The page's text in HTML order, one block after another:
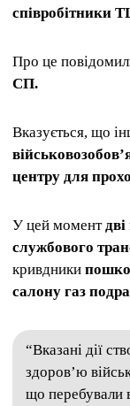
співробітники
Про це
СП.
Вказується, що
центру для
У цей момент
службового
кривдники
салону газ
“Вказані дії
здоров’ю
що перебували